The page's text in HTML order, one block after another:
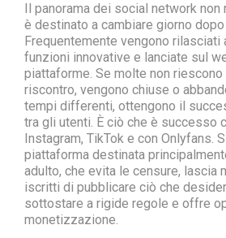
Il panorama dei social network
è destinato a cambiare giorno dopo
Frequentemente vengono rilasciati
funzioni innovative e lanciate sul
piattaforme. Se molte non riescono
riscontro, vengono chiuse o
tempi differenti, ottengono il
tra gli utenti. È ciò che è successo
Instagram, TikTok e con Onlyfans.
piattaforma destinata
adulto, che evita le censure, lascia
iscritti di pubblicare ciò che
sottostare a rigide regole e offre
monetizzazione.